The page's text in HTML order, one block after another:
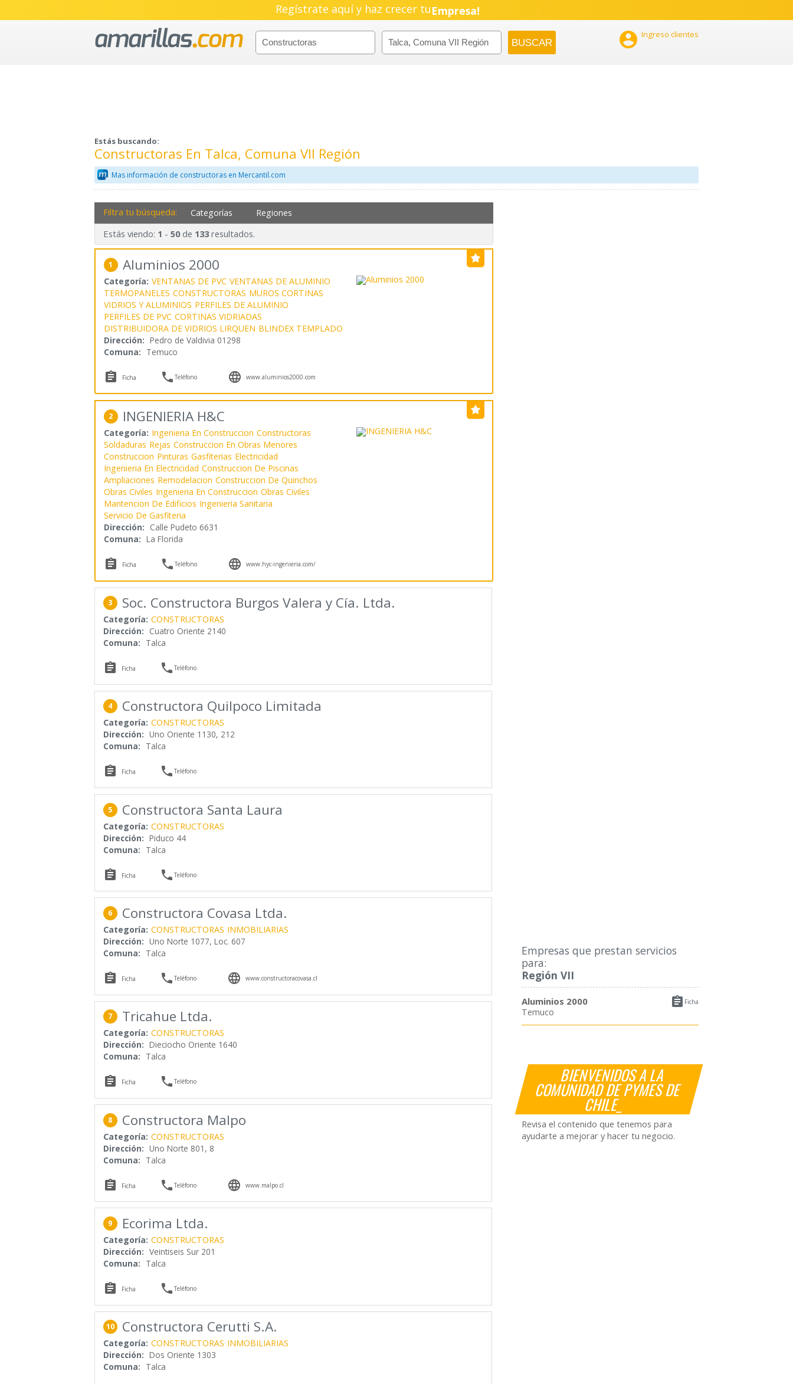
Regístrate aquí y haz crecer tuEmpresa!
Negocio!
Pyme!
 Ingreso clientes
Estás buscando:
Constructoras En Talca, Comuna VII Región
Mas información de constructoras en Mercantil.com
Empresas que prestan servicios
para:
Región VII
 Ficha
Aluminios 2000
Temuco
BIENVENIDOS A LA
COMUNIDAD DE PYMES DE
CHILE_
Revisa el contenido que tenemos para
ayudarte a mejorar y hacer tu negocio.
Filtra tu búsqueda: Categorías Regiones
Estás viendo: 1 - 50de 133resultados.
1 Aluminios 2000
Categoría: VENTANAS DE PVC VENTANAS DE ALUMINIO
TERMOPANELES CONSTRUCTORAS MUROS CORTINAS
VIDRIOS Y ALUMINIOS PERFILES DE ALUMINIO
PERFILES DE PVC CORTINAS VIDRIADAS
DISTRIBUIDORA DE VIDRIOS LIRQUEN BLINDEX TEMPLADO
Dirección: Pedro de Valdivia 01298
Comuna: Temuco
 Ficha Teléfono  www.aluminios2000.com
2 INGENIERIA H&C
Categoría: Ingenieria En Construccion Constructoras
Soldaduras Rejas Construccion En Obras Menores
Construccion Pinturas Gasfiterias Electricidad
Ingenieria En Electricidad Construccion De Piscinas
Ampliaciones Remodelacion Construccion De Quinchos
Obras Civiles Ingenieria En Construccion Obras Civiles
Mantencion De Edificios Ingenieria Sanitaria
Servicio De Gasfiteria
Dirección: Calle Pudeto 6631
Comuna: La Florida
 Ficha Teléfono  www.hyc-ingenieria.com/
3 Soc. Constructora Burgos Valera y Cía. Ltda.
Categoría: CONSTRUCTORAS
Dirección: Cuatro Oriente 2140
Comuna: Talca
 Ficha Teléfono
4 Constructora Quilpoco Limitada
Categoría: CONSTRUCTORAS
Dirección: Uno Oriente 1130, 212
Comuna: Talca
 Ficha Teléfono
5 Constructora Santa Laura
Categoría: CONSTRUCTORAS
Dirección: Piduco 44
Comuna: Talca
 Ficha Teléfono
6 Constructora Covasa Ltda.
Categoría: CONSTRUCTORAS INMOBILIARIAS
Dirección: Uno Norte 1077, Loc. 607
Comuna: Talca
 Ficha Teléfono  www.constructoracovasa.cl
7 Tricahue Ltda.
Categoría: CONSTRUCTORAS
Dirección: Dieciocho Oriente 1640
Comuna: Talca
 Ficha Teléfono
8 Constructora Malpo
Categoría: CONSTRUCTORAS
Dirección: Uno Norte 801, 8
Comuna: Talca
 Ficha Teléfono  www.malpo.cl
9 Ecorima Ltda.
Categoría: CONSTRUCTORAS
Dirección: Veintiseis Sur 201
Comuna: Talca
 Ficha Teléfono
10 Constructora Cerutti S.A.
Categoría: CONSTRUCTORAS INMOBILIARIAS
Dirección: Dos Oriente 1303
Comuna: Talca